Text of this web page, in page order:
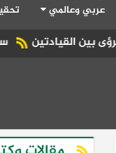
عربي وعالمي
ساعه لولادنا